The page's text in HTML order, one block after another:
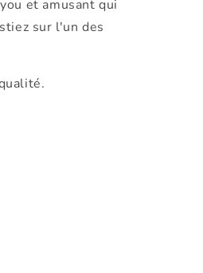
et amusant qui
sur l'un des